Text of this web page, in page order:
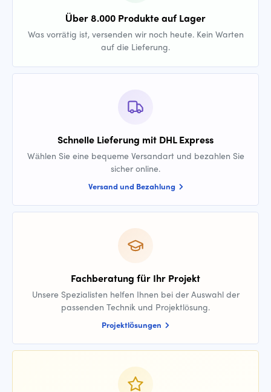
Über 8.000 Produkte auf Lager
Was vorrätig ist, versenden wir noch heute. Kein Warten
auf die Lieferung.
Schnelle Lieferung mit DHL Express
Wählen Sie eine bequeme Versandart und bezahlen Sie
sicher online.
Versand und Bezahlung
Fachberatung für Ihr Projekt
Unsere Spezialisten helfen Ihnen bei der Auswahl der
passenden Technik und Projektlösung.
Projektlösungen